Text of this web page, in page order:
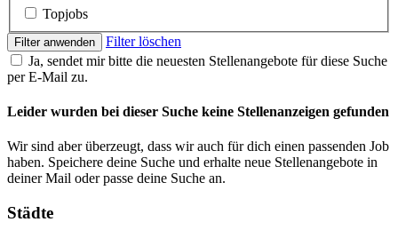
Topjobs
Filter anwenden
Filter löschen
Ja, sendet mir bitte die neuesten Stellenangebote für diese Suche
per E-Mail zu.
Leider wurden bei dieser Suche keine Stellenanzeigen gefunden
Wir sind aber überzeugt, dass wir auch für dich einen passenden Job
haben. Speichere deine Suche und erhalte neue Stellenangebote in
deiner Mail oder passe deine Suche an.
Städte